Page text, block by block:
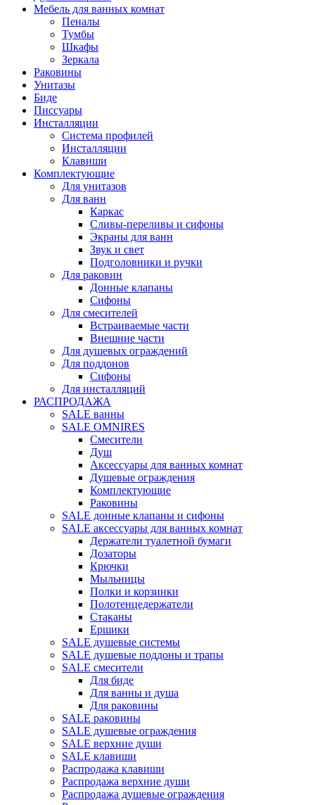
Мебель для ванных комнат
Пеналы
Тумбы
Шкафы
Зеркала
Раковины
Унитазы
Биде
Писсуары
Инсталляции
Система профилей
Инсталляции
Клавиши
Комплектующие
Для унитазов
Для ванн
Каркас
Сливы-переливы и сифоны
Экраны для ванн
Звук и свет
Подголовники и ручки
Для раковин
Донные клапаны
Сифоны
Для смесителей
Встраиваемые части
Внешние части
Для душевых ограждений
Для поддонов
Сифоны
Для инсталляций
РАСПРОДАЖА
SALE ванны
SALE OMNIRES
Смесители
Душ
Аксессуары для ванных комнат
Душевые ограждения
Комплектующие
Раковины
SALE донные клапаны и сифоны
SALE аксессуары для ванных комнат
Держатели туалетной бумаги
Дозаторы
Крючки
Мыльницы
Полки и корзинки
Полотенцедержатели
Стаканы
Ершики
SALE душевые системы
SALE душевые поддоны и трапы
SALE смесители
Для биде
Для ванны и душа
Для раковины
SALE раковины
SALE душевые ограждения
SALE верхние души
SALE клавиши
Распродажа клавиши
Распродажа верхние души
Распродажа душевые ограждения